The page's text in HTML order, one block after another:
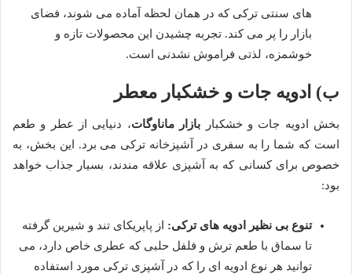
های سنتی ترکی که در همان لحظه آماده می شوند، فضای
بازار را پر می کند. تجربه چشیدن این محصولات تازه و
خوشمزه، لذتی فراموش نشدنی است.
ب) ادویه جات و خشکبار معطر
بخش ادویه جات و خشکبار بازار ماناوگات، دنیایی از عطر و طعم
است که شما را به سفری در آشپزخانه ترکی می برد. این بخش، به
خصوص برای کسانی که به آشپزی علاقه مندند، بسیار جذاب خواهد
بود:
تنوع بی نظیر ادویه های ترکی: از پاپریکای تند و شیرین گرفته
تا سماق با طعم ترش و فلفل حلبی که عطری خاص دارد، می
توانید هر نوع ادویه ای را که در آشپزی ترکی مورد استفاده